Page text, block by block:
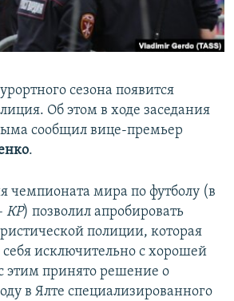
КРЫМА
сезона появится
Об этом в ходе заседания
сообщил вице-премьер
.
чемпионата мира по футболу (в
КР) позволил апробировать
полиции, которая
исключительно с хорошей
этим принято решение о
в Ялте специализированного